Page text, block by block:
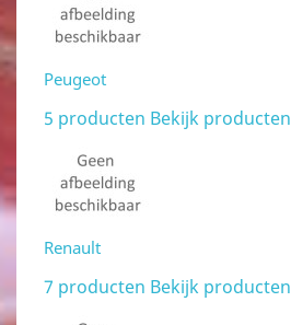
Peugeot
5 producten Bekijk producten
Renault
7 producten Bekijk producten